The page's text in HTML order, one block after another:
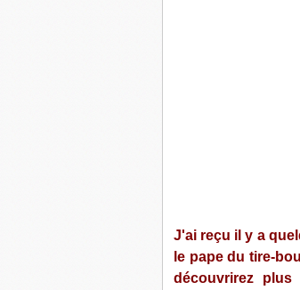
J'ai reçu il y a
le pape du tire-
découvrirez plus